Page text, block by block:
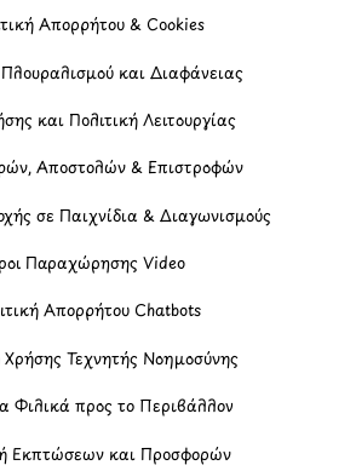
Απορρήτου & Cookies
Πλουραλισμού και Διαφάνειας
και Πολιτική Λειτουργίας
Αποστολών & Επιστροφών
σε Παιχνίδια & Διαγωνισμούς
Παραχώρησης Video
Απορρήτου Chatbots
Χρήσης Τεχνητής Νοημοσύνης
Φιλικά προς το Περιβάλλον
Εκπτώσεων και Προσφορών